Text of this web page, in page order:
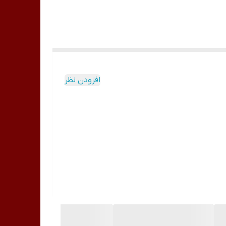
افزودن نظر